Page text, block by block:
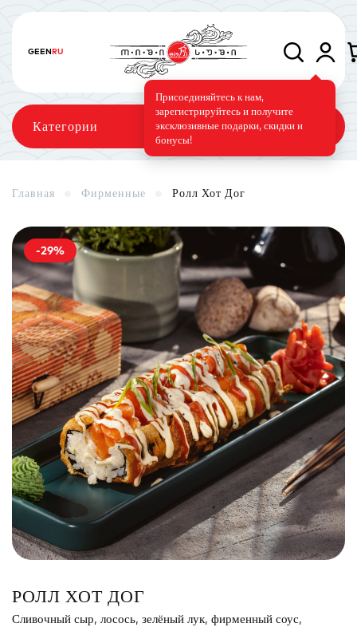
GEENRU
Присоединяйтесь к нам,
зарегистрируйтесь и получите
эксклюзивные подарки, скидки и
бонусы!
Категории
Суши-торт Фирменные Вегетарианское меню
Сэндвич Нигири Маки
Поке и буррито Супы и салаты Напитки
Главная Фирменные Ролл Хот Дог
-29%
РОЛЛ ХОТ ДОГ
Сливочный сыр, лосось, зелёный лук, фирменный соус,